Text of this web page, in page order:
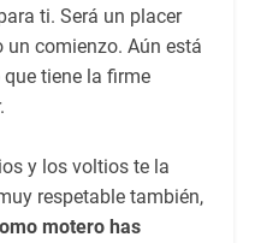
ti. Será un placer
un comienzo. Aún está
tiene la firme
y los voltios te la
respetable también,
motero has